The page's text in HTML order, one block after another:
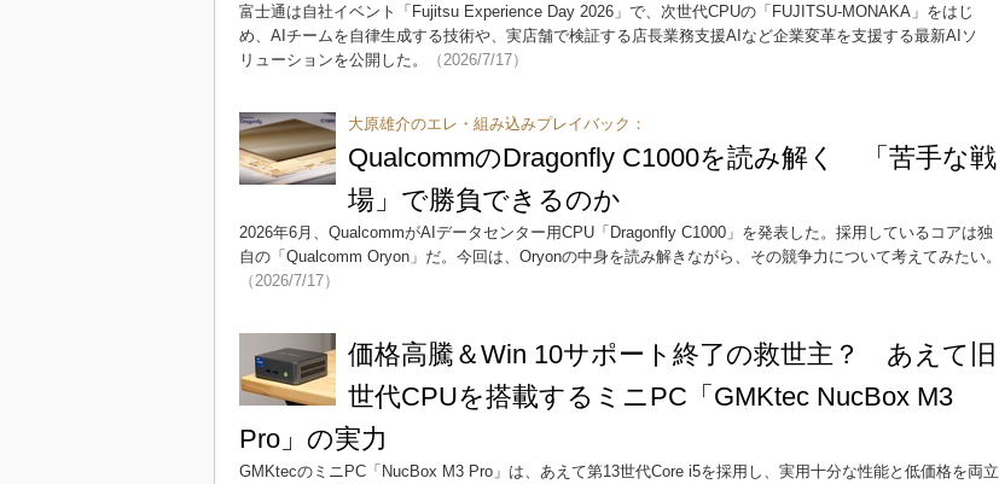
富士通は自社イベント「Fujitsu Experience Day 2026」で、次世代CPUの「FUJITSU-MONAKA」をはじ
め、AIチームを自律生成する技術や、実店舗で検証する店長業務支援AIなど企業変革を支援する最新AIソ
リューションを公開した。
（2026/7/17）
大原雄介のエレ・組み込みプレイバック：
QualcommのDragonfly C1000を読み解く 「苦手な戦
場」で勝負できるのか
2026年6月、QualcommがAIデータセンター用CPU「Dragonfly C1000」を発表した。採用しているコアは独
自の「Qualcomm Oryon」だ。今回は、Oryonの中身を読み解きながら、その競争力について考えてみたい。
（2026/7/17）
価格高騰＆Win 10サポート終了の救世主？ あえて旧
世代CPUを搭載するミニPC「GMKtec NucBox M3
Pro」の実力
GMKtecのミニPC「NucBox M3 Pro」は、あえて第13世代Core i5を採用し、実用十分な性能と低価格を両立